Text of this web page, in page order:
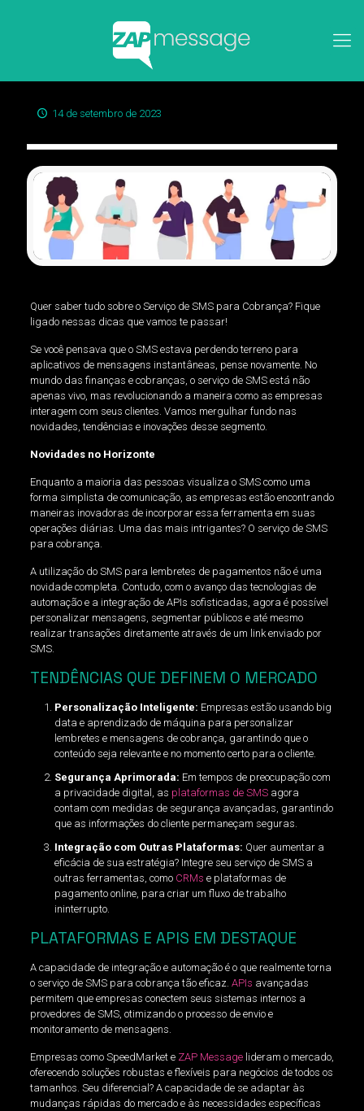
14 de setembro de 2023
Quer saber tudo sobre o Serviço de SMS para Cobrança? Fique
ligado nessas dicas que vamos te passar!
Se você pensava que o SMS estava perdendo terreno para
aplicativos de mensagens instantâneas, pense novamente. No
mundo das finanças e cobranças, o serviço de SMS está não
apenas vivo, mas revolucionando a maneira como as empresas
interagem com seus clientes. Vamos mergulhar fundo nas
novidades, tendências e inovações desse segmento.
Novidades no Horizonte
Enquanto a maioria das pessoas visualiza o SMS como uma
forma simplista de comunicação, as empresas estão encontrando
maneiras inovadoras de incorporar essa ferramenta em suas
operações diárias. Uma das mais intrigantes? O serviço de SMS
para cobrança.
A utilização do SMS para lembretes de pagamentos não é uma
novidade completa. Contudo, com o avanço das tecnologias de
automação e a integração de APIs sofisticadas, agora é possível
personalizar mensagens, segmentar públicos e até mesmo
realizar transações diretamente através de um link enviado por
SMS.
TENDÊNCIAS QUE DEFINEM O MERCADO
Personalização Inteligente: Empresas estão usando big
data e aprendizado de máquina para personalizar
lembretes e mensagens de cobrança, garantindo que o
conteúdo seja relevante e no momento certo para o cliente.
Segurança Aprimorada: Em tempos de preocupação com
a privacidade digital, as plataformas de SMSagora
contam com medidas de segurança avançadas, garantindo
que as informações do cliente permaneçam seguras.
Integração com Outras Plataformas: Quer aumentar a
eficácia de sua estratégia? Integre seu serviço de SMS a
outras ferramentas, como CRMs e plataformas de
pagamento online, para criar um fluxo de trabalho
ininterrupto.
PLATAFORMAS E APIS EM DESTAQUE
A capacidade de integração e automação é o que realmente torna
o serviço de SMS para cobrança tão eficaz. APIs avançadas
permitem que empresas conectem seus sistemas internos a
provedores de SMS, otimizando o processo de envio e
monitoramento de mensagens.
Empresas como SpeedMarket e ZAP Messagelideram o mercado,
oferecendo soluções robustas e flexíveis para negócios de todos os
tamanhos. Seu diferencial? A capacidade de se adaptar às
mudanças rápidas do mercado e às necessidades específicas